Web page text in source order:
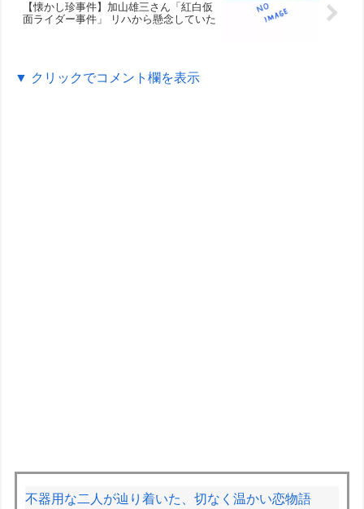
【懐かし珍事件】加山雄三さん「紅白仮
面ライダー事件」 リハから懸念していた
▼ クリックでコメント欄を表示
不器用な二人が辿り着いた、切なく温かい恋物語